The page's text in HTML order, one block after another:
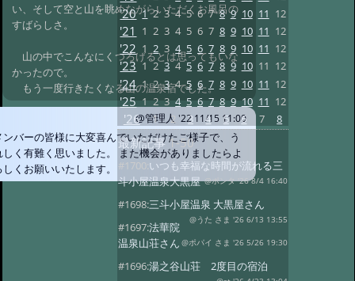
い、そして空と山を眺めながらいただくお風呂の
すばらしさ。
山の中でこんなにくつろげるとは思ってもいな
かったので。
もう一度行きたくなる山の温泉宿でした。
@管理人 '22 11/15 11:00
ンバーの皆様に大変喜んでいただけたご様子で、う
しく有難く思いました。 また機会がありましたらよ
しくお願いいたします。
'20 1 2 3 4 5 6 7 8 9 10 11 12
'21 1 2 3 4 5 6 7 8 9 10 11 12
'22 1 2 3 4 5 6 7 8 9 10 11 12
'23 1 2 3 4 5 6 7 8 9 10 11 12
'24 1 2 3 4 5 6 7 8 9 10 11 12
'25 1 2 3 4 5 6 7 8 9 10 11 12
'26 1 2 3 4 5 6 7 8
最新記事 1-50
#1700: いつも幸福な時間が流れる三
斗小屋温泉大黒屋 @ポンタ '26 8/4 16:40
#1698:三斗小屋温泉 大黒屋さん
@うた さま '26 6/13 13:55
#1697:法華院
温泉山荘さん @ポパイ さま '26 5/26 19:30
#1696:湯之谷山荘 2度目の宿泊